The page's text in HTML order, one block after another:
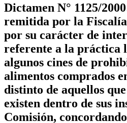
Dictamen N° 1125/
remitida por la
por su carácter de
referente a la práctica
algunos cines de
alimentos comprados
distinto de aquellos
existen dentro de sus
Comisión,